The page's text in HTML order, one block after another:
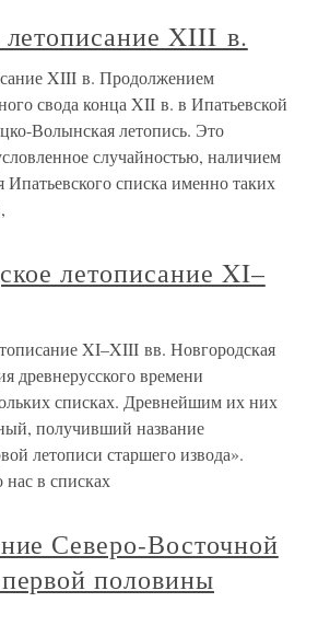
XIII в.
XIII в. Продолжением
свода конца XII в. в Ипатьевской
Волынская летопись. Это
случайностью, наличием
Ипатьевского списка именно таких
летописание XI–
XI–XIII вв. Новгородская
древнерусского времени
списках. Древнейшим их них
получивший название
летописи старшего извода».
в списках
Северо-Восточной
половины